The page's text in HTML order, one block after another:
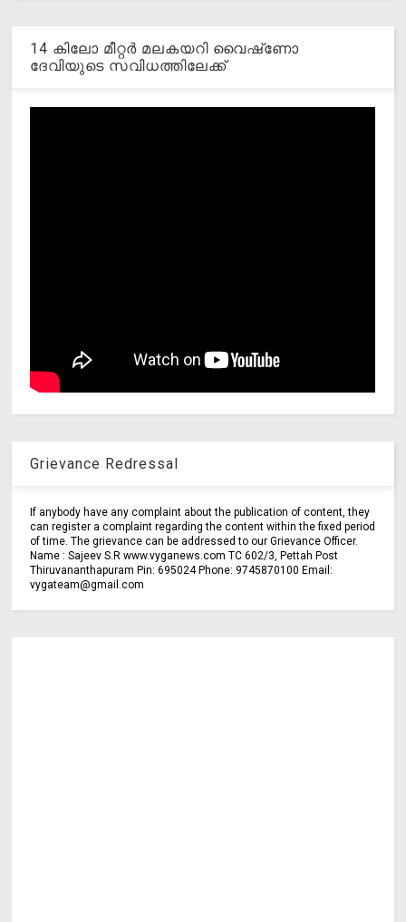
14 കിലോ മീറ്റര്‍ മലകയറി വൈഷ്‌ണോ
ദേവിയുടെ സവിധത്തിലേക്ക്
Grievance Redressal
If anybody have any complaint about the publication of content, they
can register a complaint regarding the content within the fixed period
of time. The grievance can be addressed to our Grievance Officer.
Name : Sajeev S.R www.vyganews.com TC 602/3, Pettah Post
Thiruvananthapuram Pin: 695024 Phone: 9745870100 Email:
vygateam@gmail.com